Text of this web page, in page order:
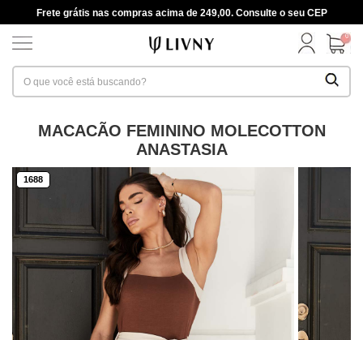
Frete grátis nas compras acima de 249,00. Consulte o seu CEP
0
MACACÃO FEMININO MOLECOTTON
ANASTASIA
1688